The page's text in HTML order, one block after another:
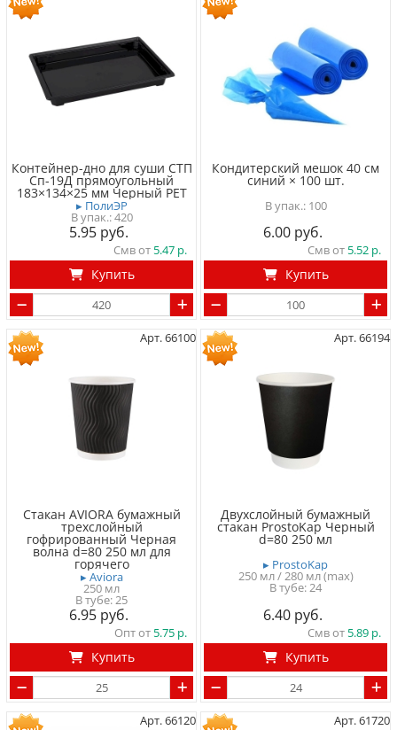
Контейнер-дно для суши СТП
Сп-19Д прямоугольный
183×134×25 мм Черный PET
▸ ПолиЭР
420
5.95
Смв от 5.47
Купить
Кондитерский мешок 40 см
синий × 100 шт.
100
6.00
Смв от 5.52
Купить
Арт. 66100
Стакан AVIORA бумажный
трехслойный
гофрированный Черная
волна d=80 250 мл для
горячего
▸ Aviora
250 мл
В тубе 25
6.95
Опт от 5.75
Купить
Арт. 66194
Двухслойный бумажный
стакан ProstoKap Черный
d=80 250 мл
▸ ProstoKap
250 мл / 280 мл (max)
В тубе 24
6.40
Смв от 5.89
Купить
Арт. 66120 Арт. 61720